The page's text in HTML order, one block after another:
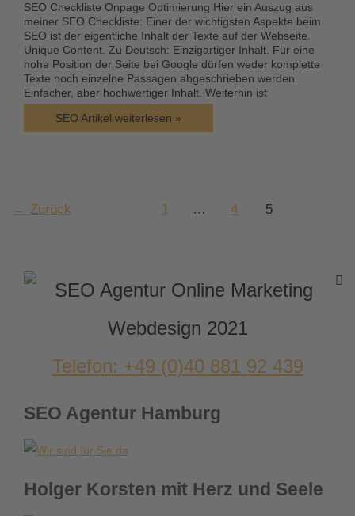
SEO Checkliste Onpage Optimierung Hier ein Auszug aus
meiner SEO Checkliste: Einer der wichtigsten Aspekte beim
SEO ist der eigentliche Inhalt der Texte auf der Webseite.
Unique Content. Zu Deutsch: Einzigartiger Inhalt. Für eine
hohe Position der Seite bei Google dürfen weder komplette
Texte noch einzelne Passagen abgeschrieben werden.
Einfacher, aber hochwertiger Inhalt. Weiterhin ist
SEO
Checkliste
Offpage
Optimierung
Ihrer
SEO Artikel weiterlesen »
← Zurück 1 … 4 5
Telefon: +49 (0)40 881 92 439
SEO Agentur Hamburg
Holger Korsten mit Herz und Seele